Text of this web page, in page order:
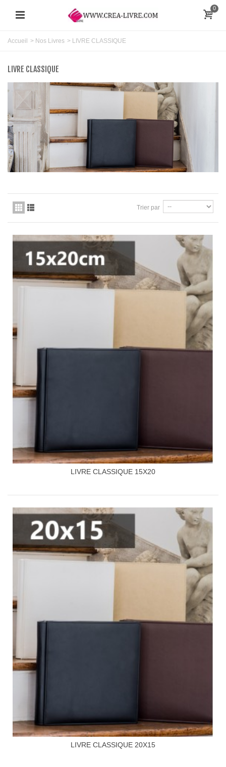
0
Accueil > Nos Livres > LIVRE CLASSIQUE
LIVRE CLASSIQUE
Trier par
LIVRE CLASSIQUE 15X20
LIVRE CLASSIQUE 20X15